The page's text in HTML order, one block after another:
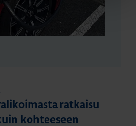
ratkaisu
kohteeseen